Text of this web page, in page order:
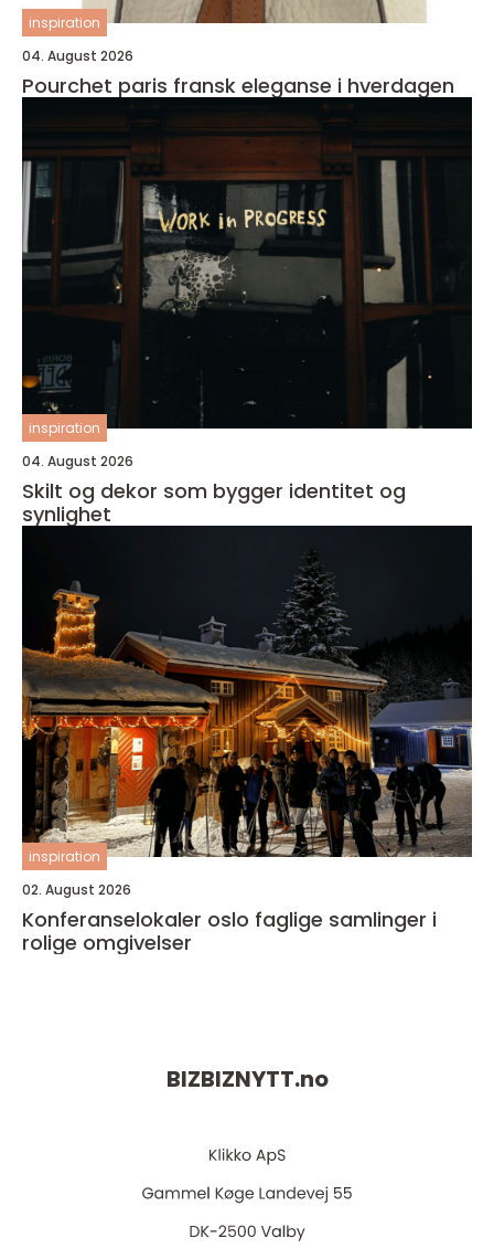
inspiration
04. August 2026
Pourchet paris fransk eleganse i hverdagen
inspiration
04. August 2026
Skilt og dekor som bygger identitet og
synlighet
inspiration
02. August 2026
Konferanselokaler oslo faglige samlinger i
rolige omgivelser
BIZBIZNYTT.no